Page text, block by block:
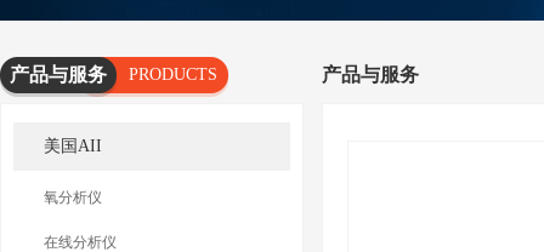
产品与服务
PRODUCTS
美国AII
氧分析仪
在线分析仪
产品与服务